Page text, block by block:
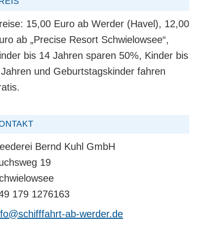
15,00 Euro ab Werder (Havel), 12,00
ab „Precise Resort Schwielowsee“,
bis 14 Jahren sparen 50%, Kinder bis
und Geburtstagskinder fahren
Bernd Kuhl GmbH
19
179 1276163
ab-werder.de